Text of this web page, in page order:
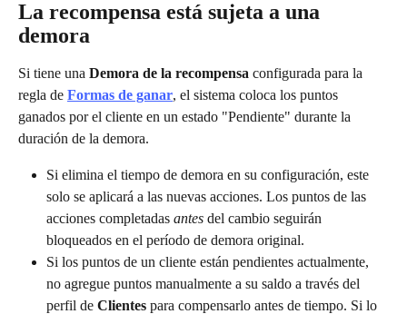
La recompensa está sujeta a una
demora
Si tiene una Demora de la recompensa configurada para la
regla de Formas de ganar, el sistema coloca los puntos
ganados por el cliente en un estado "Pendiente" durante la
duración de la demora.
Si elimina el tiempo de demora en su configuración, este
solo se aplicará a las nuevas acciones. Los puntos de las
acciones completadas antes del cambio seguirán
bloqueados en el período de demora original.
Si los puntos de un cliente están pendientes actualmente,
no agregue puntos manualmente a su saldo a través del
perfil de Clientes para compensarlo antes de tiempo. Si lo